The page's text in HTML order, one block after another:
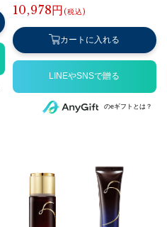
10,978円
カートに入れる
のeギフトとは？